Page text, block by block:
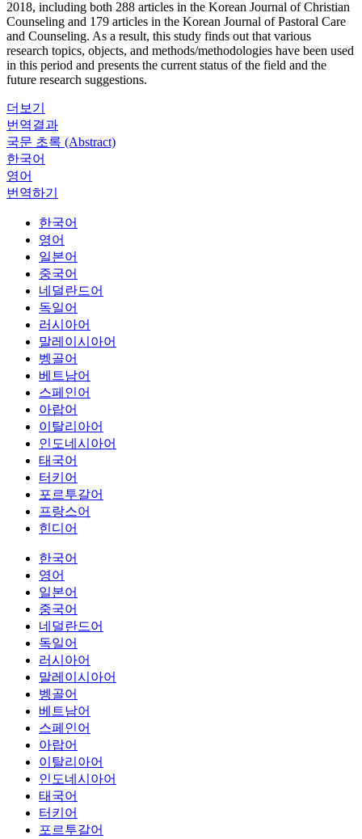
2018, including both 288 articles in the Korean Journal of Christian
Counseling and 179 articles in the Korean Journal of Pastoral Care
and Counseling. As a result, this study finds out that various
research topics, objects, and methods/methodologies have been used
in this period and presents the current status of the field and the
future research suggestions.
더보기
번역결과
국문 초록 (Abstract)
한국어
영어
번역하기
한국어
영어
일본어
중국어
네덜란드어
독일어
러시아어
말레이시아어
벵골어
베트남어
스페인어
아랍어
이탈리아어
인도네시아어
태국어
터키어
포르투갈어
프랑스어
힌디어
한국어
영어
일본어
중국어
네덜란드어
독일어
러시아어
말레이시아어
벵골어
베트남어
스페인어
아랍어
이탈리아어
인도네시아어
태국어
터키어
포르투갈어